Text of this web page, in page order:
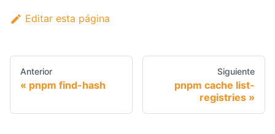
Editar esta página
Anterior
pnpm find-hash
Siguiente
pnpm cache list-
registries